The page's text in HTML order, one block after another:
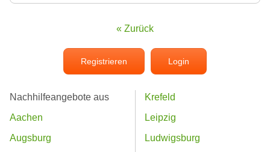
« Zurück
Registrieren Login
Nachhilfeangebote aus
Aachen
Augsburg
Krefeld
Leipzig
Ludwigsburg